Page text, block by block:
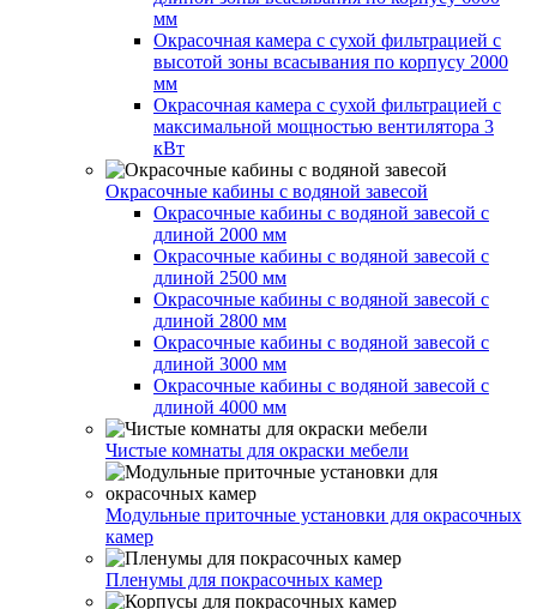
мм
Окрасочная камера с сухой фильтрацией с
высотой зоны всасывания по корпусу 2000
мм
Окрасочная камера с сухой фильтрацией с
максимальной мощностью вентилятора 3
кВт
Окрасочные кабины с водяной завесой
Окрасочные кабины с водяной завесой с
длиной 2000 мм
Окрасочные кабины с водяной завесой с
длиной 2500 мм
Окрасочные кабины с водяной завесой с
длиной 2800 мм
Окрасочные кабины с водяной завесой с
длиной 3000 мм
Окрасочные кабины с водяной завесой с
длиной 4000 мм
Чистые комнаты для окраски мебели
Модульные приточные установки для окрасочных
камер
Пленумы для покрасочных камер